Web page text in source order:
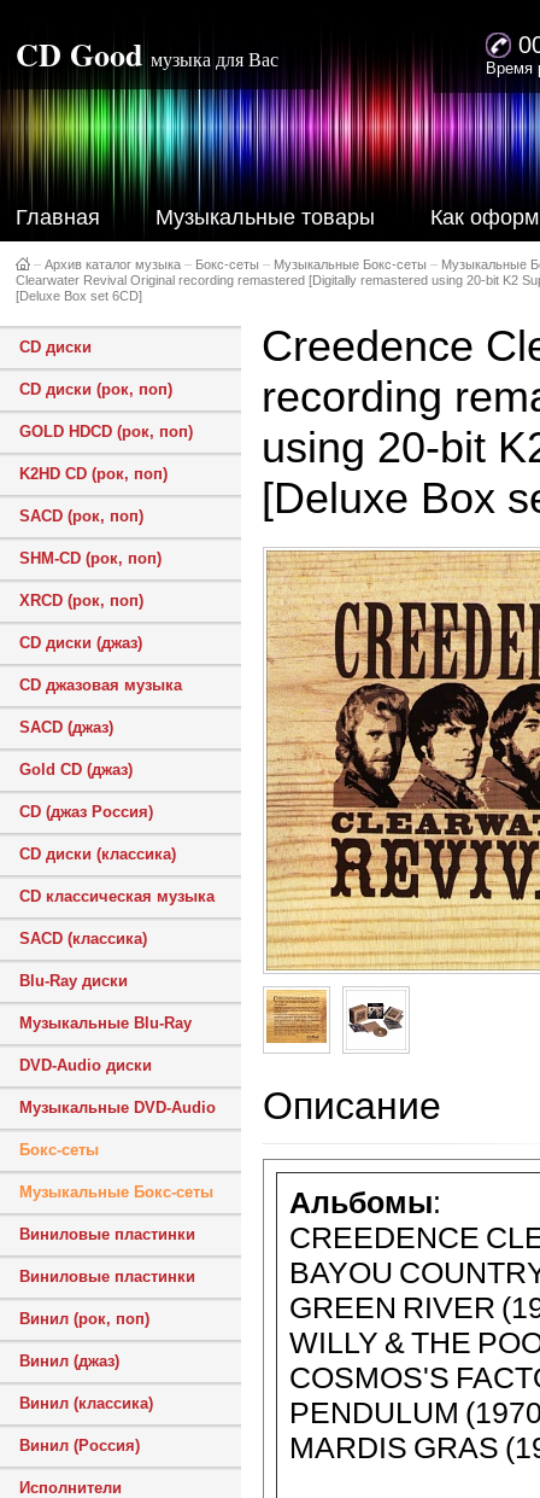
CD Good музыка для Вас Время
Главная Музыкальные товары Как
– Архив каталог музыка – Бокс-сеты – Музыкальные Бокс-сеты – Музыкальные
Clearwater Revival Original recording remastered [Digitally remastered using 20-bit K2
[Deluxe Box set 6CD]
CD диски
CD диски (рок, поп)
GOLD HDCD (рок, поп)
K2HD CD (рок, поп)
SACD (рок, поп)
SHM-CD (рок, поп)
XRCD (рок, поп)
CD диски (джаз)
CD джазовая музыка
SACD (джаз)
Gold CD (джаз)
CD (джаз Россия)
CD диски (классика)
CD классическая музыка
SACD (классика)
Blu-Ray диски
Музыкальные Blu-Ray
DVD-Audio диски
Музыкальные DVD-Audio
Бокс-сеты
Музыкальные Бокс-сеты
Виниловые пластинки
Виниловые пластинки
Винил (рок, поп)
Винил (джаз)
Винил (классика)
Винил (Россия)
Исполнители
Creedence
recording
using 20-bit
[Deluxe Box
Описание
Альбомы:
CREEDENCE
BAYOU
GREEN RIVER
WILLY & THE
COSMOS'S
PENDULUM
MARDIS GRAS